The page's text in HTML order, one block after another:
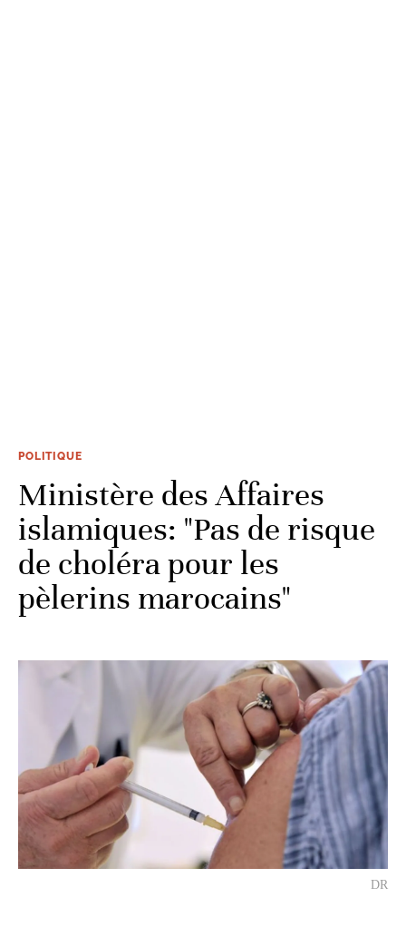
POLITIQUE
Ministère des Affaires
islamiques: "Pas de risque
de choléra pour les
pèlerins marocains"
DR